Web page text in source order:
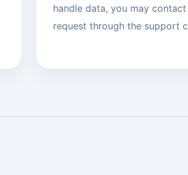
handle data, you may
request through the support